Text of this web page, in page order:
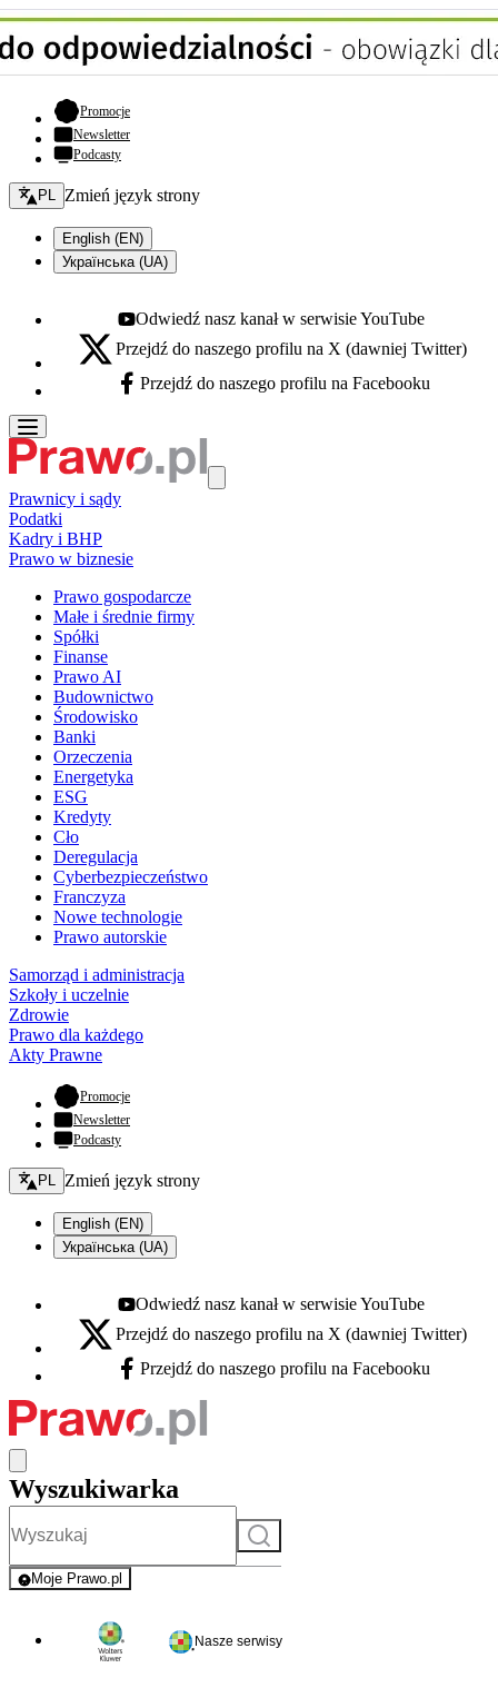
Promocje- otwiera się w nowej karcie
Newsletter
Podcasty
Zmień język - bieżący:
PL Zmień język strony
English (EN)
Українська (UA)
Youtube - otwiera się w nowej karcie
Odwiedź nasz kanał w serwisie YouTube
X - otwiera się w nowej karcie
Przejdź do naszego profilu na X (dawniej Twitter)
Facebook - otwiera się w nowej karcie
Przejdź do naszego profilu na Facebooku
Prawnicy i sądy
Podatki
Kadry i BHP
Prawo w biznesie
Prawo gospodarcze
Małe i średnie firmy
Spółki
Finanse
Prawo AI
Budownictwo
Środowisko
Banki
Orzeczenia
Energetyka
ESG
Kredyty
Cło
Deregulacja
Cyberbezpieczeństwo
Franczyza
Nowe technologie
Prawo autorskie
Samorząd i administracja
Szkoły i uczelnie
Zdrowie
Prawo dla każdego
Akty Prawne
Promocje- otwiera się w nowej karcie
Newsletter
Podcasty
Zmień język - bieżący:
PL Zmień język strony
English (EN)
Українська (UA)
Youtube - otwiera się w nowej karcie
Odwiedź nasz kanał w serwisie YouTube
X - otwiera się w nowej karcie
Przejdź do naszego profilu na X (dawniej Twitter)
Facebook - otwiera się w nowej karcie
Przejdź do naszego profilu na Facebooku
Wyszukiwarka
Szukaj
Moje Prawo.pl
- rejestracja i logowanie do serwisu
Nasze serwisy